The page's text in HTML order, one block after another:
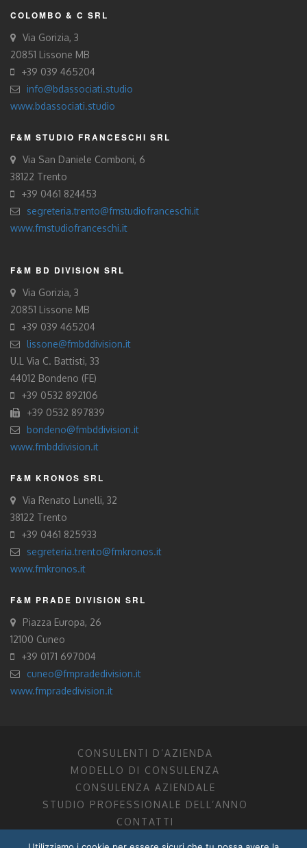
COLOMBO & C SRL
Via Gorizia, 3
20851 Lissone MB
+39 039 465204
info@bdassociati.studio
www.bdassociati.studio
F&M STUDIO FRANCESCHI SRL
Via San Daniele Comboni, 6
38122 Trento
+39 0461 824453
segreteria.trento@fmstudiofranceschi.it
www.fmstudiofranceschi.it
F&M BD DIVISION SRL
Via Gorizia, 3
20851 Lissone MB
+39 039 465204
lissone@fmbddivision.it
U.L Via C. Battisti, 33
44012 Bondeno (FE)
+39 0532 892106
+39 0532 897839
bondeno@fmbddivision.it
www.fmbddivision.it
F&M KRONOS SRL
Via Renato Lunelli, 32
38122 Trento
+39 0461 825933
segreteria.trento@fmkronos.it
www.fmkronos.it
F&M PRADE DIVISION SRL
Piazza Europa, 26
12100 Cuneo
+39 0171 697004
cuneo@fmpradedivision.it
www.fmpradedivision.it
CONSULENTI D’AZIENDA
MODELLO DI CONSULENZA
CONSULENZA AZIENDALE
STUDIO PROFESSIONALE DELL’ANNO
CONTATTI